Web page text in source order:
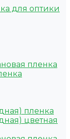
для оптики
пленка
пленка
цветная